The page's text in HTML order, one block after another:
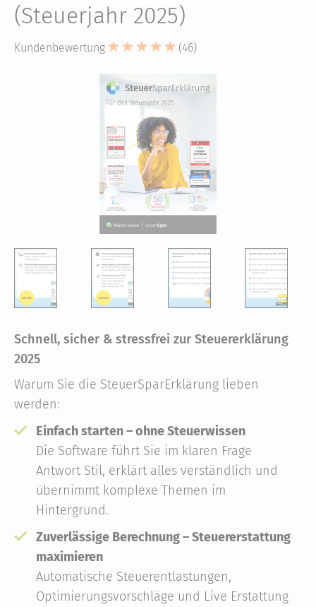
(Steuerjahr 2025)
Kundenbewertung (46)
Schnell, sicher & stressfrei zur Steuererklärung
2025
Warum Sie die SteuerSparErklärung lieben
werden:
Einfach starten – ohne Steuerwissen
Die Software führt Sie im klaren Frage
Antwort Stil, erklärt alles verständlich und
übernimmt komplexe Themen im
Hintergrund.
Zuverlässige Berechnung – Steuererstattung
maximieren
Automatische Steuerentlastungen,
Optimierungsvorschläge und Live Erstattung